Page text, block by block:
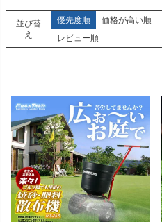
並び替
え
優先度順 価格が高い順
レビュー順